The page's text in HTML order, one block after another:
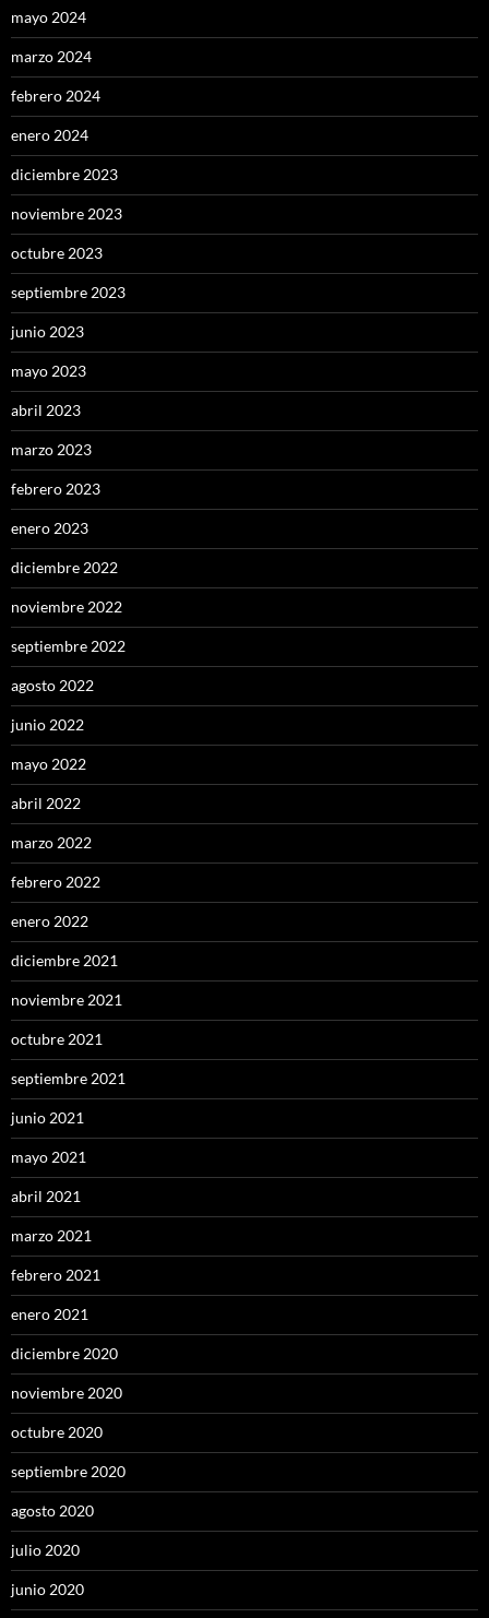
mayo 2024
marzo 2024
febrero 2024
enero 2024
diciembre 2023
noviembre 2023
octubre 2023
septiembre 2023
junio 2023
mayo 2023
abril 2023
marzo 2023
febrero 2023
enero 2023
diciembre 2022
noviembre 2022
septiembre 2022
agosto 2022
junio 2022
mayo 2022
abril 2022
marzo 2022
febrero 2022
enero 2022
diciembre 2021
noviembre 2021
octubre 2021
septiembre 2021
junio 2021
mayo 2021
abril 2021
marzo 2021
febrero 2021
enero 2021
diciembre 2020
noviembre 2020
octubre 2020
septiembre 2020
agosto 2020
julio 2020
junio 2020